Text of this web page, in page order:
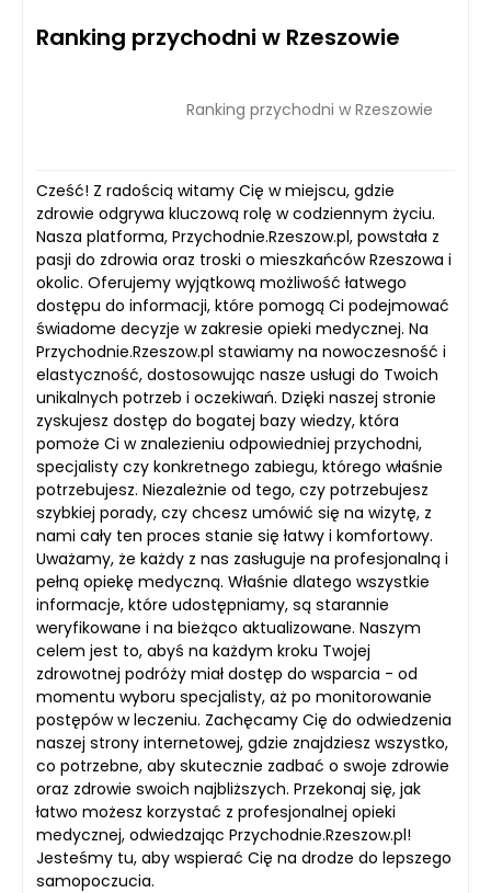
Ranking przychodni w Rzeszowie
Ranking przychodni w Rzeszowie
Cześć! Z radością witamy Cię w miejscu, gdzie
zdrowie odgrywa kluczową rolę w codziennym życiu.
Nasza platforma, Przychodnie.Rzeszow.pl, powstała z
pasji do zdrowia oraz troski o mieszkańców Rzeszowa i
okolic. Oferujemy wyjątkową możliwość łatwego
dostępu do informacji, które pomogą Ci podejmować
świadome decyzje w zakresie opieki medycznej. Na
Przychodnie.Rzeszow.pl stawiamy na nowoczesność i
elastyczność, dostosowując nasze usługi do Twoich
unikalnych potrzeb i oczekiwań. Dzięki naszej stronie
zyskujesz dostęp do bogatej bazy wiedzy, która
pomoże Ci w znalezieniu odpowiedniej przychodni,
specjalisty czy konkretnego zabiegu, którego właśnie
potrzebujesz. Niezależnie od tego, czy potrzebujesz
szybkiej porady, czy chcesz umówić się na wizytę, z
nami cały ten proces stanie się łatwy i komfortowy.
Uważamy, że każdy z nas zasługuje na profesjonalną i
pełną opiekę medyczną. Właśnie dlatego wszystkie
informacje, które udostępniamy, są starannie
weryfikowane i na bieżąco aktualizowane. Naszym
celem jest to, abyś na każdym kroku Twojej
zdrowotnej podróży miał dostęp do wsparcia - od
momentu wyboru specjalisty, aż po monitorowanie
postępów w leczeniu. Zachęcamy Cię do odwiedzenia
naszej strony internetowej, gdzie znajdziesz wszystko,
co potrzebne, aby skutecznie zadbać o swoje zdrowie
oraz zdrowie swoich najbliższych. Przekonaj się, jak
łatwo możesz korzystać z profesjonalnej opieki
medycznej, odwiedzając Przychodnie.Rzeszow.pl!
Jesteśmy tu, aby wspierać Cię na drodze do lepszego
samopoczucia.